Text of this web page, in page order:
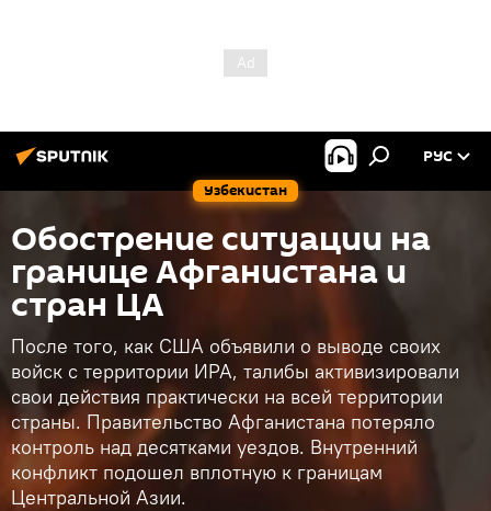
Узбекистан
РУС
Обострение ситуации на
границе Афганистана и
стран ЦА
После того, как США объявили о выводе своих
войск с территории ИРА, талибы активизировали
свои действия практически на всей территории
страны. Правительство Афганистана потеряло
контроль над десятками уездов. Внутренний
конфликт подошел вплотную к границам
Центральной Азии.